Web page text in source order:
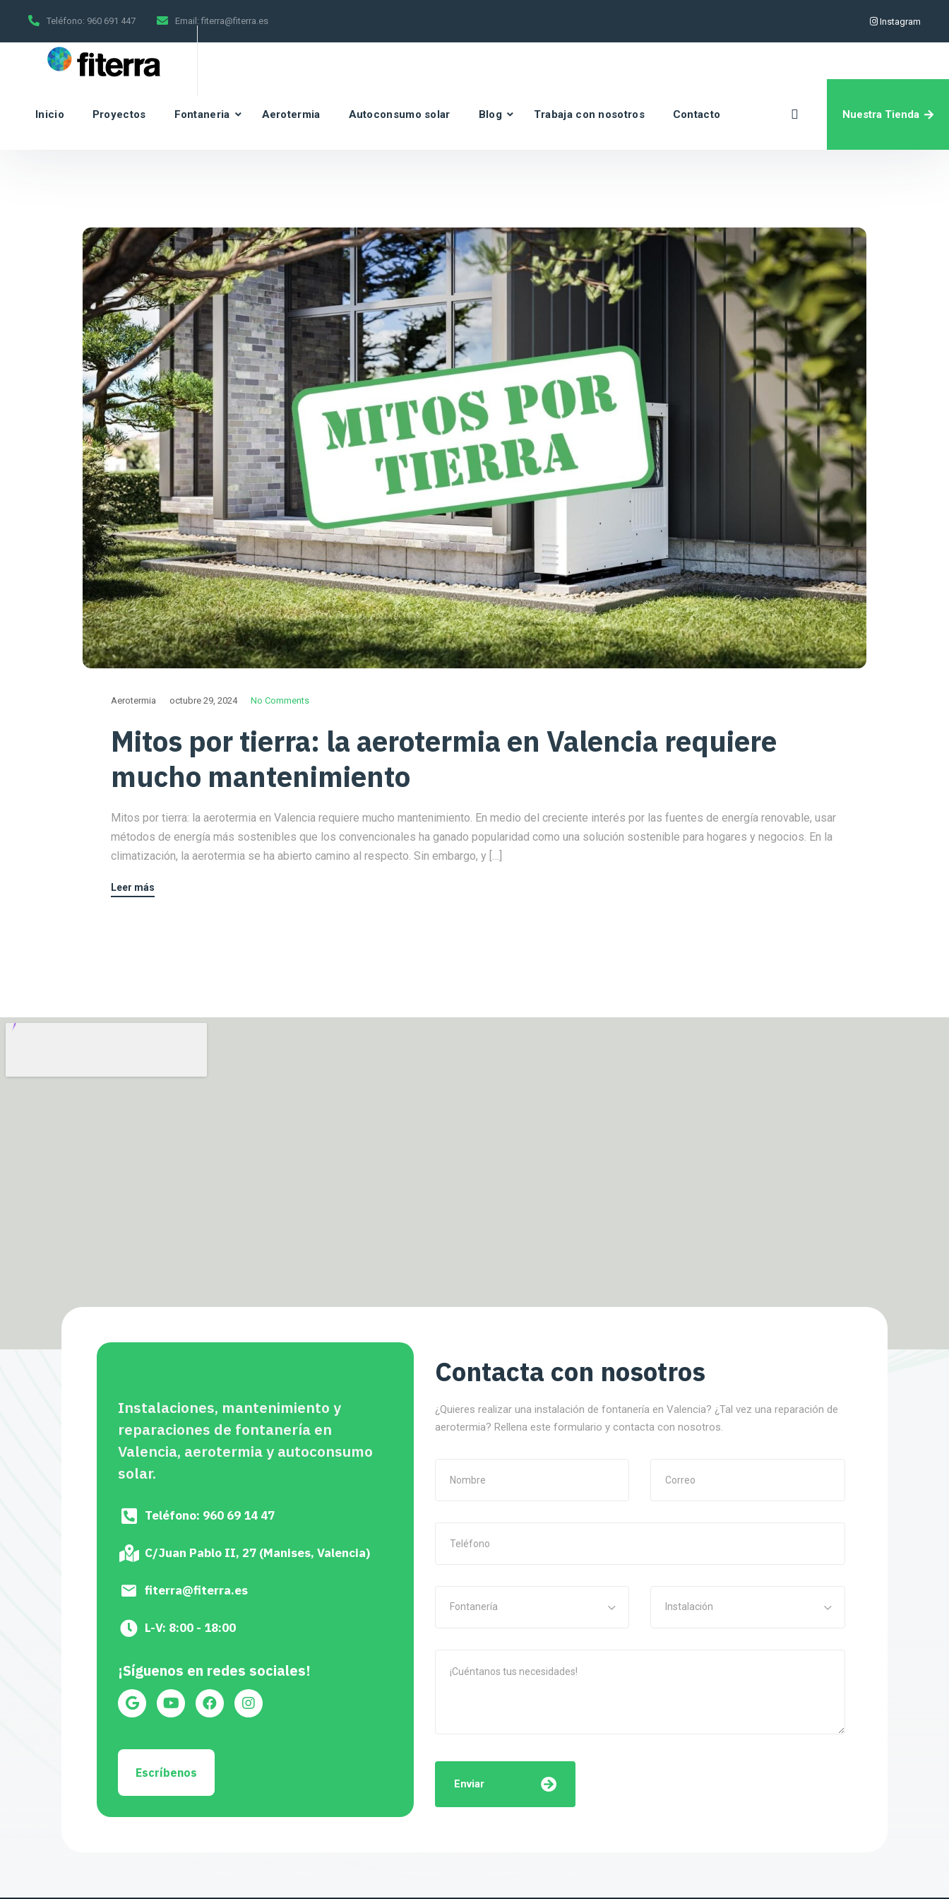
Teléfono: 960 691 447 Email: fiterra@fiterra.es Instagram
Inicio Proyectos Fontaneria Aerotermia Autoconsumo solar Blog Trabaja con nosotros Contacto Nuestra Tienda
Aerotermia octubre 29, 2024 No Comments
Mitos por tierra: la aerotermia en Valencia requiere
mucho mantenimiento
Mitos por tierra: la aerotermia en Valencia requiere mucho mantenimiento. En medio del creciente interés por las fuentes de energía renovable, usar
métodos de energía más sostenibles que los convencionales ha ganado popularidad como una solución sostenible para hogares y negocios. En la
climatización, la aerotermia se ha abierto camino al respecto. Sin embargo, y […]
Leer más
Instalaciones, mantenimiento y
reparaciones de fontanería en
Valencia, aerotermia y autoconsumo
solar.
Teléfono: 960 69 14 47
C/Juan Pablo II, 27 (Manises, Valencia)
fiterra@fiterra.es
L-V: 8:00 - 18:00
¡Síguenos en redes sociales!
Escríbenos
Contacta con nosotros
¿Quieres realizar una instalación de fontanería en Valencia? ¿Tal vez una reparación de
aerotermia? Rellena este formulario y contacta con nosotros.
Fontanería Instalación
Enviar